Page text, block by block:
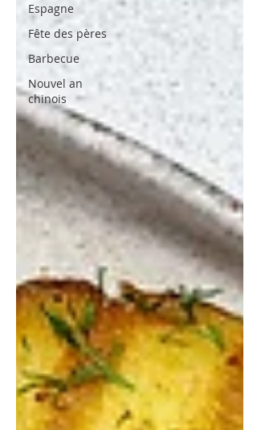
Espagne
Fête des pères
Barbecue
Nouvel an
chinois